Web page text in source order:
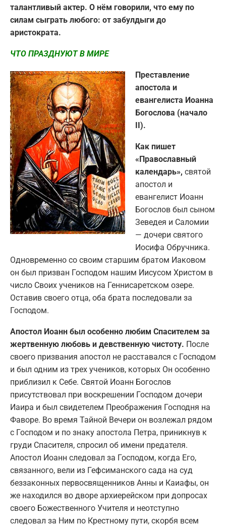
талантливый актер. О нём говорили, что ему по
силам сыграть любого: от забулдыги до
аристократа.
ЧТО ПРАЗДНУЮТ В МИРЕ
Преставление
апостола и
евангелиста Иоанна
Богослова (начало
II).
Как пишет
«Православный
календарь», святой
апостол и
евангелист Иоанн
Богослов был сыном
Зеведея и Саломии
— дочери святого
Иосифа Обручника.
Одновременно со своим старшим братом Иаковом
он был призван Господом нашим Иисусом Христом в
число Своих учеников на Геннисаретском озере.
Оставив своего отца, оба брата последовали за
Господом.
Апостол Иоанн был особенно любим Спасителем за
жертвенную любовь и девственную чистоту. После
своего призвания апостол не расставался с Господом
и был одним из трех учеников, которых Он особенно
приблизил к Себе. Святой Иоанн Богослов
присутствовал при воскрешении Господом дочери
Иаира и был свидетелем Преображения Господня на
Фаворе. Во время Тайной Вечери он возлежал рядом
с Господом и по знаку апостола Петра, приникнув к
груди Спасителя, спросил об имени предателя.
Апостол Иоанн следовал за Господом, когда Его,
связанного, вели из Гефсиманского сада на суд
беззаконных первосвященников Анны и Каиафы, он
же находился во дворе архиерейском при допросах
своего Божественного Учителя и неотступно
следовал за Ним по Крестному пути, скорбя всем